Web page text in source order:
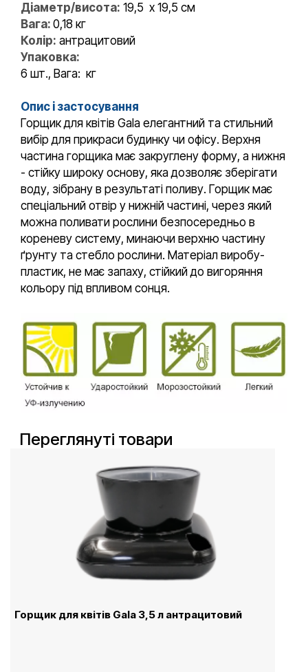
Діаметр/висота: 19,5 х 19,5 см
Вага: 0,18 кг
Колір: антрацитовий
Упаковка:
6 шт., Вага: кг
Опис і застосування
Горщик для квітів Gala елегантний та стильний
вибір для прикраси будинку чи офісу. Верхня
частина горщика має закруглену форму, а нижня
- стійку широку основу, яка дозволяє зберігати
воду, зібрану в результаті поливу. Горщик має
спеціальний отвір у нижній частині, через який
можна поливати рослини безпосередньо в
кореневу систему, минаючи верхню частину
ґрунту та стебло рослини. Матеріал виробу-
пластик, не має запаху, стійкий до вигоряння
кольору під впливом сонця.
Переглянуті товари
Горщик для квітів Gala 3,5 л антрацитовий